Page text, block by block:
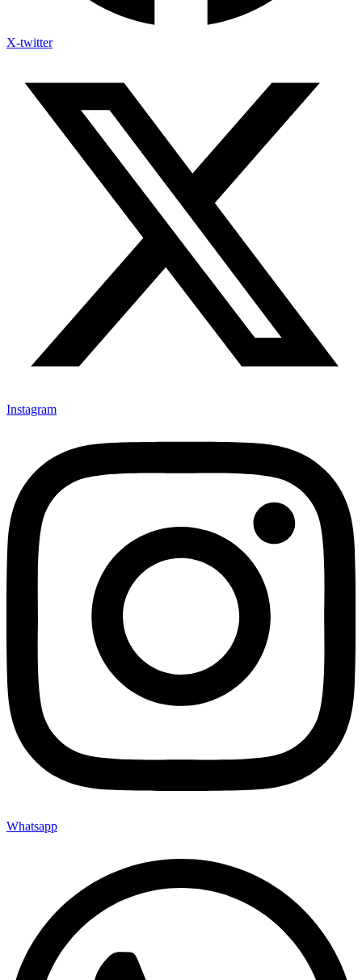
X-twitter
Instagram
Whatsapp